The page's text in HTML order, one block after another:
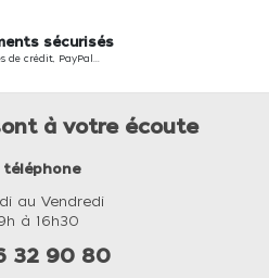
sécurisés
de crédit, PayPal...
à votre écoute
téléphone
au Vendredi
à 16h30
32 90 80